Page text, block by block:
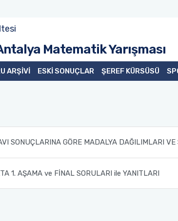
Matematik Yarışması
ARŞİVİ ESKİ SONUÇLAR ŞEREF KÜRSÜSÜ
SONUÇLARINA GÖRE MADALYA DAĞILIMLARI
1. AŞAMA ve FİNAL SORULARI ile YANITLARI